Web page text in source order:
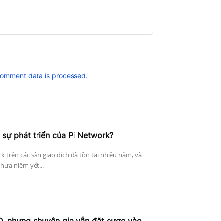
data is processed.
phát triển của Pi Network?
trên các sàn giao dịch đã tồn tại nhiều năm, và
niêm yết...